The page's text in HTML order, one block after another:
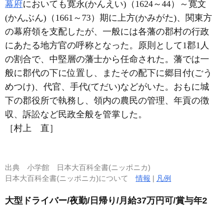
幕府においても寛永(かんえい)（1624～44）～寛文
(かんぶん)（1661～73）期に上方(かみがた)、関東方
の幕府領を支配したが、一般には各藩の郡村の行政
にあたる地方官の呼称となった。原則として1郡1人
の割合で、中堅層の藩士から任命された。藩では一
般に郡代の下に位置し、またその配下に郷目付(ごう
めつけ)、代官、手代(てだい)などがいた。おもに城
下の郡役所で執務し、領内の農民の管理、年貢の徴
収、訴訟など民政全般を管掌した。
［村上 直］
出典 小学館 日本大百科全書(ニッポニカ)
日本大百科全書(ニッポニカ)について情報 | 凡例
大型ドライバー/夜勤/日帰り/月給37万円可/賞与年2